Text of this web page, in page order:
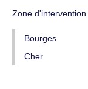
Zone d'intervention
Bourges
Cher